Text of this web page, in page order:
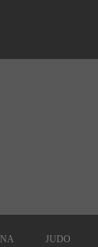
JUDO